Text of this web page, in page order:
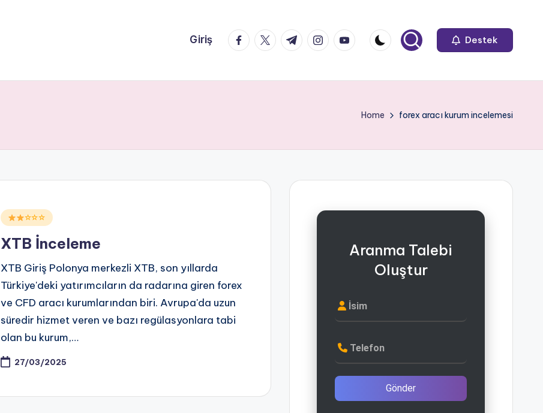
Giriş facebook.com
twitter.com
t.me instagram.com
youtube.com Destek
Home forex aracı kurum incelemesi
Posted☆☆☆
XTB İnceleme
XTB Giriş Polonya merkezli XTB, son yıllarda
Türkiye'deki yatırımcıların da radarına giren forex
ve CFD aracı kurumlarından biri. Avrupa'da uzun
süredir hizmet veren ve bazı regülasyonlara tabi
olan bu kurum,…
27/03/2025
Aranma Talebi
Oluştur
İsim
Telefon
Gönder